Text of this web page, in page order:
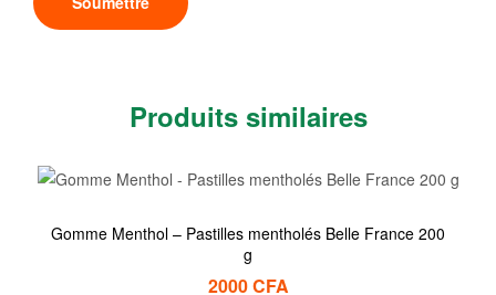
Produits similaires
Gomme Menthol – Pastilles mentholés Belle France 200
g
2000CFA